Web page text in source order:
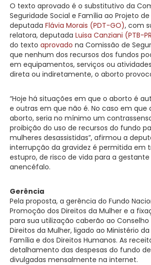
O texto aprovado é o substitutivo da
Seguridade Social e Família ao Projeto de
deputada Flávia Morais (PDT-GO), com
relatora, deputada Luisa Canziani (PTB-
do texto aprovado na Comissão de
que nenhum dos recursos dos fundos
em equipamentos, serviços ou
direta ou indiretamente, o aborto
“Hoje há situações em que o aborto é
e outras em que não é. No caso em que
aborto, seria no mínimo um
proibição do uso de recursos do fundo
mulheres desassistidas”, afirmou a
interrupção da gravidez é permitida em
estupro, de risco de vida para a
anencéfalo.
Gerência
Pela proposta, a gerência do Fundo
Promoção dos Direitos da Mulher e a
para sua utilização caberão ao Conselho
Direitos da Mulher, ligado ao Ministério
Família e dos Direitos Humanos. As
detalhamento das despesas do fundo
divulgadas mensalmente na internet.